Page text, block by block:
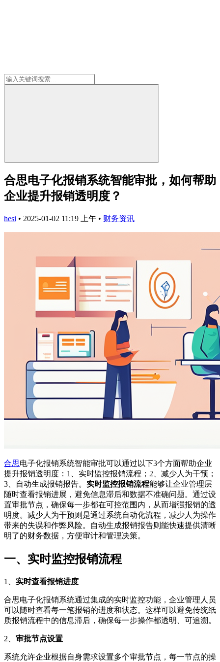
合思电子化报销系统智能审批，如何帮助
企业提升报销透明度？
hesi • 2025-01-02 11:19 上午 • 财务资讯
合思电子化报销系统智能审批可以通过以下3个方面帮助企业
提升报销透明度：1、实时监控报销流程；2、减少人为干预；
3、自动生成报销报告。 实时监控报销流程能够让企业管理层
随时查看报销进展，避免信息滞后和数据不准确问题。通过设
置审批节点，确保每一步都在可控范围内，从而增强报销的透
明度。减少人为干预则是通过系统自动化流程，减少人为操作
带来的失误和作弊风险。自动生成报销报告则能快速提供清晰
明了的财务数据，方便审计和管理决策。
一、实时监控报销流程
1、 实时查看报销进度
合思电子化报销系统通过集成的实时监控功能，企业管理人员
可以随时查看每一笔报销的进度和状态。这样可以避免传统纸
质报销流程中的信息滞后，确保每一步操作都透明、可追溯。
2、 审批节点设置
系统允许企业根据自身需求设置多个审批节点，每一节点的操